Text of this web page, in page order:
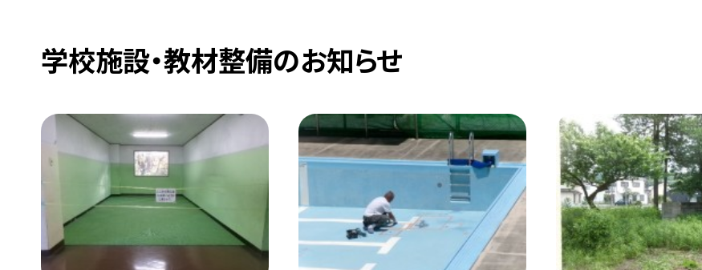
学校施設・教材整備のお知らせ